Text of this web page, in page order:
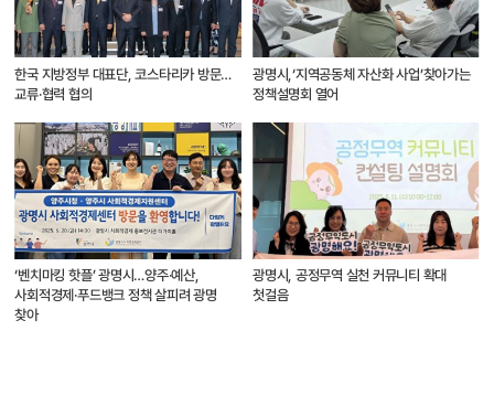
한국 지방정부 대표단, 코스타리카 방문…
교류·협력 협의
광명시,‘지역공동체 자산화 사업’찾아가는
정책설명회 열어
‘벤치마킹 핫플’ 광명시…양주·예산,
사회적경제·푸드뱅크 정책 살피려 광명
찾아
광명시, 공정무역 실천 커뮤니티 확대
첫걸음